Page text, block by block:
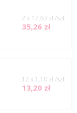
2 x 17,63 zł /szt
35,26 zł
12 x 1,10 zł /szt
13,20 zł